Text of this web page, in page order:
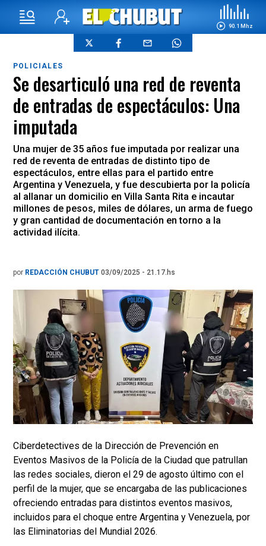
90.1 Mhz
POLICIALES
Se desarticuló una red de reventa
de entradas de espectáculos: Una
imputada
Una mujer de 35 años fue imputada por realizar una
red de reventa de entradas de distinto tipo de
espectáculos, entre ellas para el partido entre
Argentina y Venezuela, y fue descubierta por la policía
al allanar un domicilio en Villa Santa Rita e incautar
millones de pesos, miles de dólares, un arma de fuego
y gran cantidad de documentación en torno a la
actividad ilícita.
por REDACCIÓN CHUBUT 03/09/2025 - 21.17.hs
Ciberdetectives de la Dirección de Prevención en
Eventos Masivos de la Policía de la Ciudad que patrullan
las redes sociales, dieron el 29 de agosto último con el
perfil de la mujer, que se encargaba de las publicaciones
ofreciendo entradas para distintos eventos masivos,
incluidos para el choque entre Argentina y Venezuela, por
las Eliminatorias del Mundial 2026.